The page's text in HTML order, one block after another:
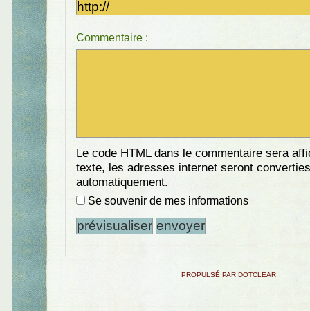
Commentaire :
Le code HTML dans le commentaire sera
texte, les adresses internet seront converties
automatiquement.
Se souvenir de mes informations
PROPULSÉ PAR DOTCLEAR